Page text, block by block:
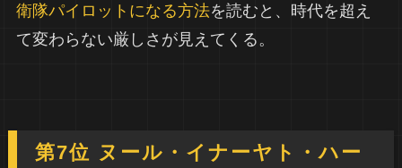
衛隊パイロットになる方法を読むと、時代を超え
て変わらない厳しさが見えてくる。
第7位 ヌール・イナーヤト・ハー